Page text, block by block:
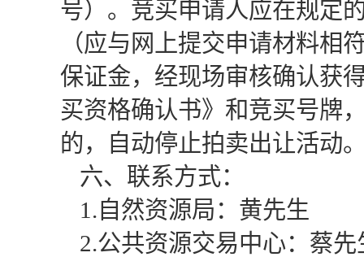
号）。竞买申请人应在规定
（应与网上提交申请材料相
保证金，经现场审核确认获
买资格确认书》和竞买号牌
的，自动停止拍卖出让活动
六、联系方式：
1 .自然资源局： 黄先生
2.公共资源交易中心：蔡先